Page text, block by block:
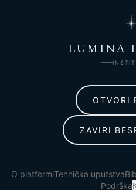
LUMINA
OTVORI
ZAVIRI
O platformiTehnička uputstva
Podrška